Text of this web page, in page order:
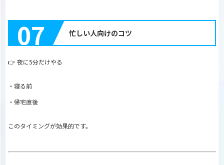
07 忙しい人向けのコツ
👉 夜に5分だけやる
・寝る前
・帰宅直後
このタイミングが効果的です。